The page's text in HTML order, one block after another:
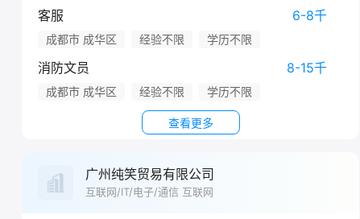
客服 6-8千
成都市 成华区 经验不限 学历不限
消防文员 8-15千
成都市 成华区 经验不限 学历不限
查看更多
广州纯笑贸易有限公司
互联网/IT/电子/通信 互联网